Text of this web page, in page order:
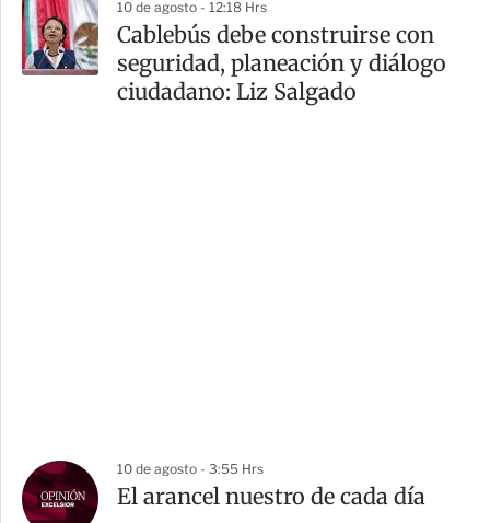
10 de agosto - 12:18 Hrs
Cablebús debe construirse con
seguridad, planeación y diálogo
ciudadano: Liz Salgado
10 de agosto - 3:55 Hrs
El arancel nuestro de cada día